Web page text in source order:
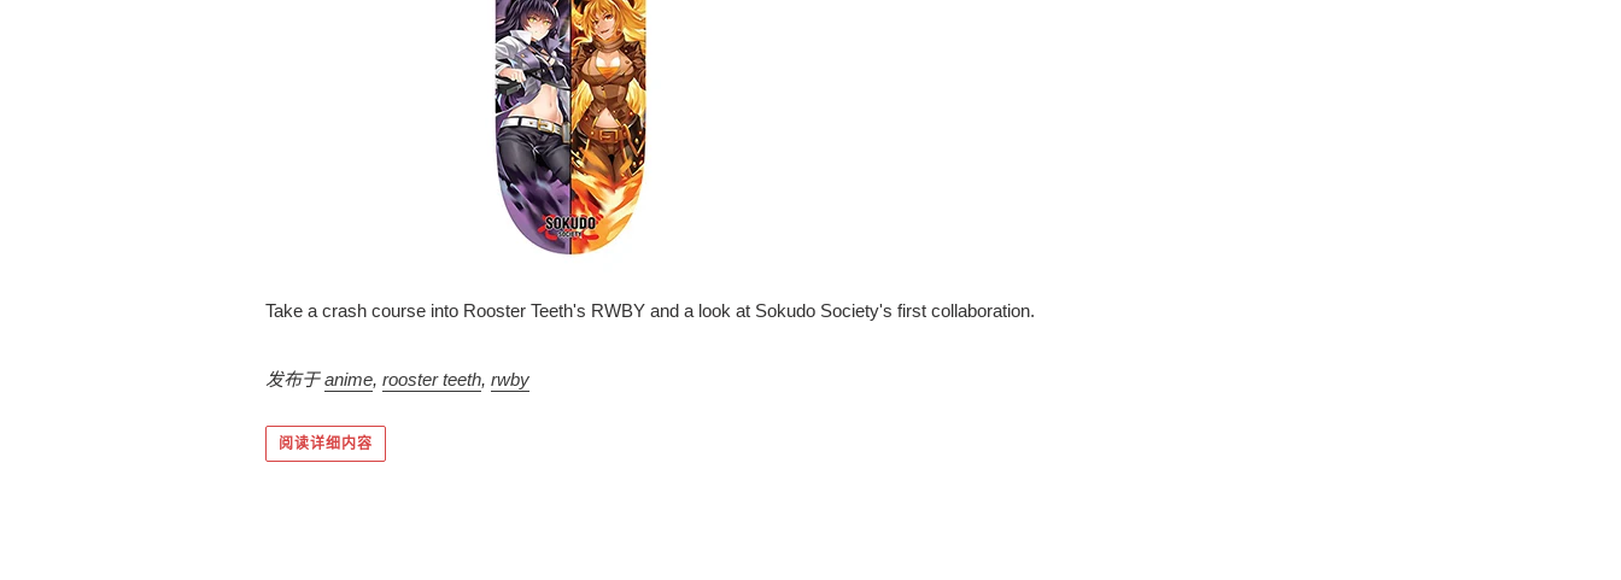
Take a crash course into Rooster Teeth's RWBY and a look at Sokudo Society's first collaboration.
发布于anime,rooster teeth,rwby
阅读详细内容